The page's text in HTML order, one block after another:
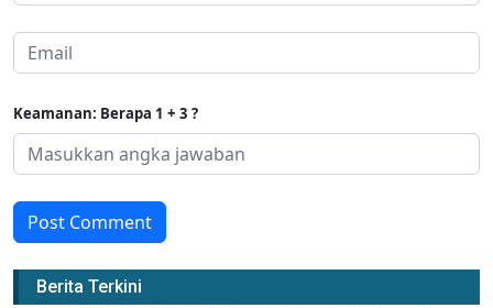
Keamanan: Berapa 1 + 3 ?
Post Comment
Berita Terkini